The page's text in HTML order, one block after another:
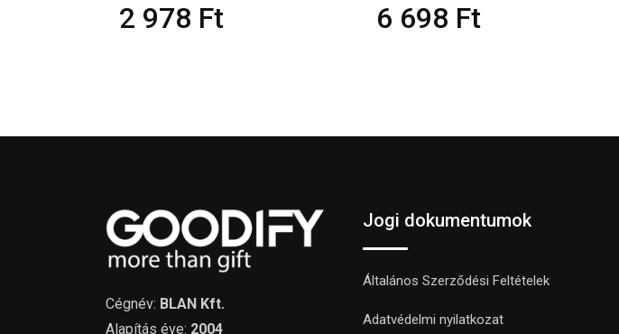
2 978 Ft 6 698 Ft
Cégnév: BLAN Kft.
Alapítás éve: 2004
Jogi dokumentumok
Általános Szerződési Feltételek
Adatvédelmi nyilatkozat